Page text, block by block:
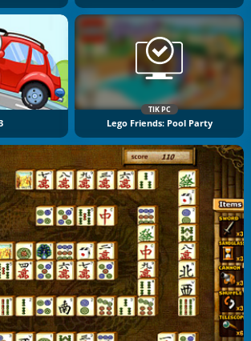
TIK PC
Lego Friends: Pool Party